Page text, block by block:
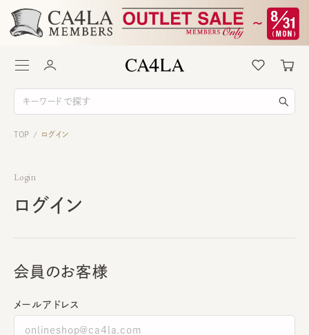
TOP / ログイン
Login
ログイン
会員のお客様
メールアドレス